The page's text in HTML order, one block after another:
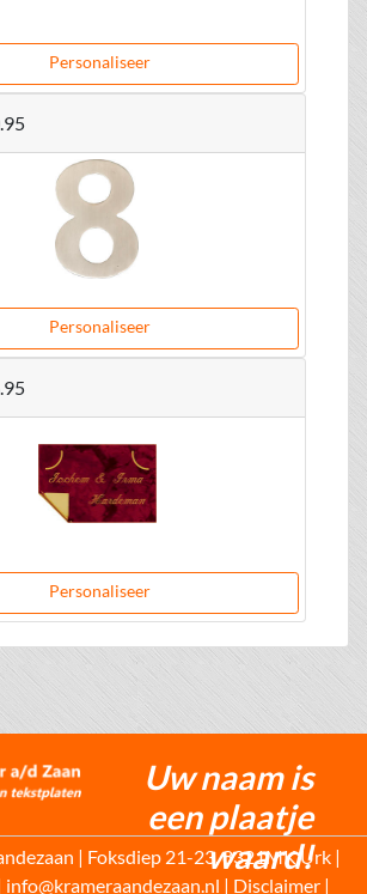
Personaliseer
Personaliseer
Personaliseer
Uw naam is
een plaatje
waard!
| Foksdiep 21-23, 8321MK Urk |
| Disclaimer|